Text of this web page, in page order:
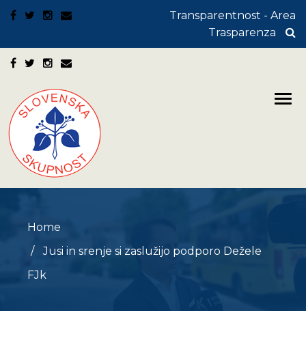
Transparentnost - Area
Trasparenza
Home
Jusi in srenje si zaslužijo podporo Dežele
FJk